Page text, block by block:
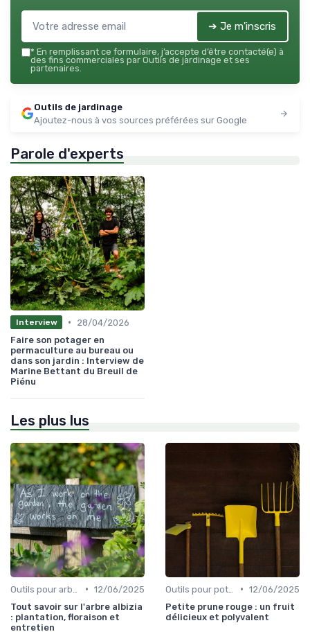
➔ Je m'inscris
* En remplissant ce formulaire, j’accepte d’être contacté(e) à
des fins commerciales par Outils de jardinage et ses
partenaires.
Outils de jardinage
Ajoutez-nous à vos sources préférées sur Google
Parole d'experts
Interview •
28/04/2026
Faire son potager en
permaculture au bureau ou
dans son jardin : Interview de
Marine Bettant du Breuil de
Piénu
Les plus lus
• 12/06/2025
Tout savoir sur l'arbre albizia
: plantation, floraison et
entretien
• 12/06/2025
Petite prune rouge : un fruit
délicieux et polyvalent